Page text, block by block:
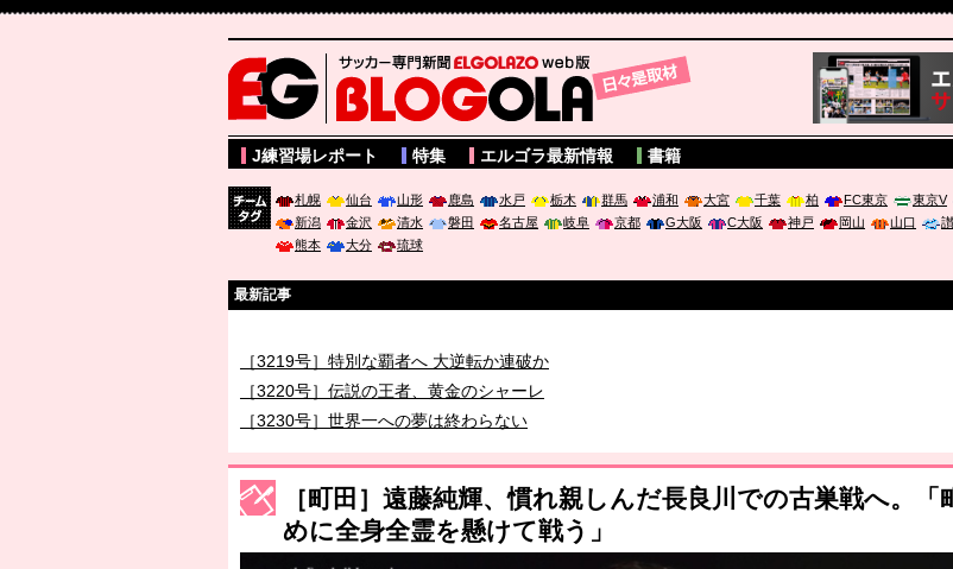
サッカー専門新聞ELGOLAZO web版 BLOGOLA
J練習場レポート 特集 エルゴラ最新情報 書籍
札幌 仙台 山形 鹿島 水戸 栃木 群馬 浦和 大宮 千葉 柏 FC東京 東京V
新潟
金沢 清水 磐田 名古屋 岐阜 京都 G大阪 C大阪 神戸 岡山 山口
熊本
大分 琉球
最新記事
［3219号］特別な覇者へ 大逆転か連破か
［3220号］伝説の王者、黄金のシャーレ
［3230号］世界一への夢は終わらない
［3223号］一丸。日本出陣
［3222号］史上最大のW杯開幕 注目は「個」
［町田］遠藤純輝、慣れ親しんだ長良川での古巣戦へ。「
めに全身全霊を懸けて戦う」